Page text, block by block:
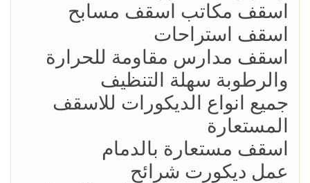
اسقف مكاتب اسقف مسابح
اسقف استراحات
اسقف مدارس مقاومة للحرارة
والرطوبة سهلة التنظيف
جميع انواع الديكورات للاسقف
المستعارة
اسقف مستعارة بالدمام
عمل ديكورت شرائح